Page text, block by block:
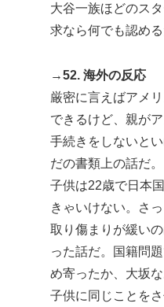
大谷一族ほどのス
求なら何でも認める
→52. 海外の反応
厳密に言えばアメ
できるけど、親が
手続きをしないと
だの書類上の話だ。
子供は22歳で日本
きゃいけない。さ
取り傷まりが緩い
った話だ。国籍問
め寄ったか、大坂
子供に同じことを